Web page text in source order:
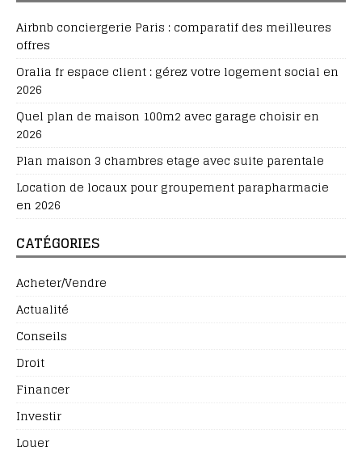
Airbnb conciergerie Paris : comparatif des meilleures
offres
Oralia fr espace client : gérez votre logement social en
2026
Quel plan de maison 100m2 avec garage choisir en
2026
Plan maison 3 chambres etage avec suite parentale
Location de locaux pour groupement parapharmacie
en 2026
CATÉGORIES
Acheter/Vendre
Actualité
Conseils
Droit
Financer
Investir
Louer